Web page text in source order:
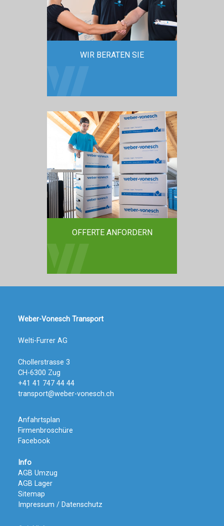
WIR BERATEN SIE
OFFERTE ANFORDERN
Weber-Vonesch Transport
Welti-Furrer AG
Chollerstrasse 3
CH-6300 Zug
+41 41 747 44 44
transport@weber-vonesch.ch
Anfahrtsplan
Firmenbroschüre
Facebook
Info
AGB Umzug
AGB Lager
Sitemap
Impressum / Datenschutz